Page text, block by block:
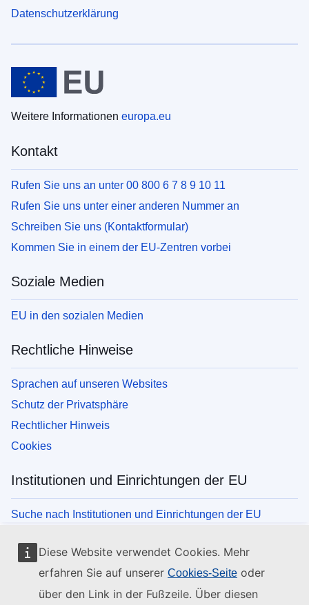
Diese Website verwendet Cookies. Mehr
erfahren Sie auf unserer Cookies-Seite oder
über den Link in der Fußzeile. Über diesen
Datenschutzerklärung
Weitere Informationen europa.eu
Kontakt
Rufen Sie uns an unter 00 800 6 7 8 9 10 11
Rufen Sie uns unter einer anderen Nummer an
Schreiben Sie uns (Kontaktformular)
Kommen Sie in einem der EU-Zentren vorbei
Soziale Medien
EU in den sozialen Medien
Rechtliche Hinweise
Sprachen auf unseren Websites
Schutz der Privatsphäre
Rechtlicher Hinweis
Cookies
Institutionen und Einrichtungen der EU
Suche nach Institutionen und Einrichtungen der EU